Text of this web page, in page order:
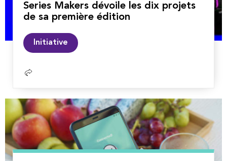
Series Makers dévoile les dix projets
de sa première édition
Initiative